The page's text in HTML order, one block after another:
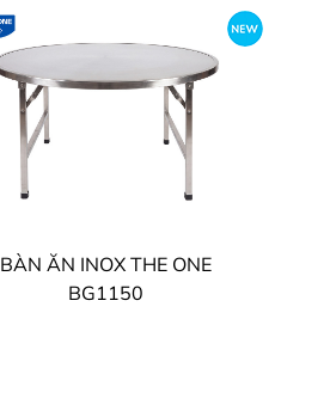
BÀN ĂN INOX THE ONE
BG1150